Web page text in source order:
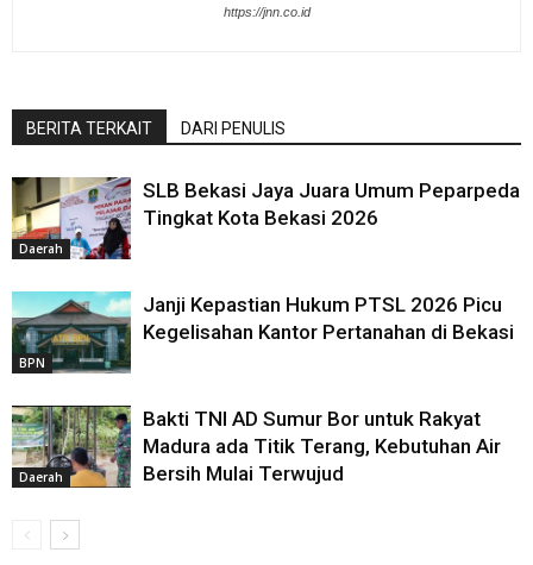
https://jnn.co.id
BERITA TERKAIT DARI PENULIS
Daerah
SLB Bekasi Jaya Juara Umum Peparpeda
Tingkat Kota Bekasi 2026
BPN
Janji Kepastian Hukum PTSL 2026 Picu
Kegelisahan Kantor Pertanahan di Bekasi
Daerah
Bakti TNI AD Sumur Bor untuk Rakyat
Madura ada Titik Terang, Kebutuhan Air
Bersih Mulai Terwujud